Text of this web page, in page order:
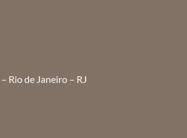
Rio de Janeiro – RJ